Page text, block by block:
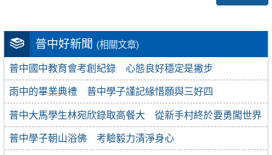
普中好新聞 (相關文章)
普中國中教育會考創紀錄 心態良好穩定是撇步
雨中的畢業典禮 普中學子謹記緣惜願與三好四
普中大馬學生林宛欣錄取高餐大 從新手村終於要勇闖世界
普中學子朝山浴佛 考驗毅力清淨身心